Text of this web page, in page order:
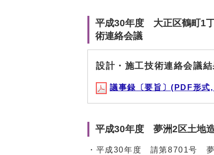
平成30年度 大正区鶴町1
術連絡会議
設計・施工技術連絡会議
議事録〔要旨〕(PDF形
平成30年度 夢洲2区土地
・平成30年度 請第8701号 夢